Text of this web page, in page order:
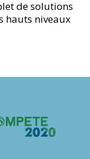
de solutions
hauts niveaux